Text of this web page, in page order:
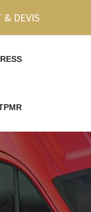
& DEVIS